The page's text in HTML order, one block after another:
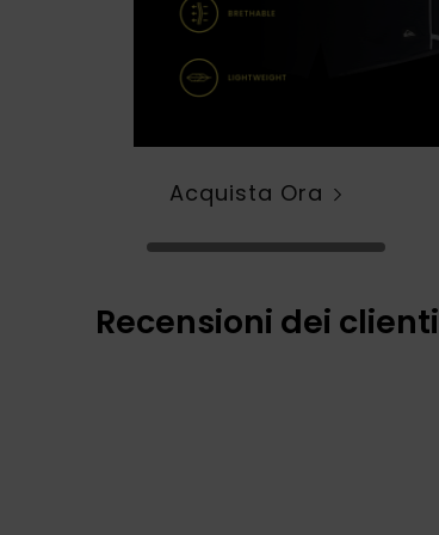
Acquista Ora
Recensioni dei clienti